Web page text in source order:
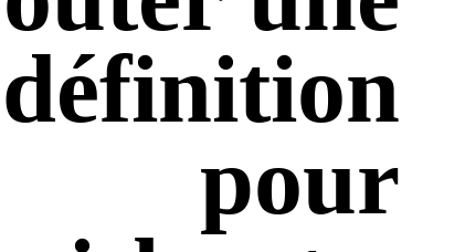
définition
pour